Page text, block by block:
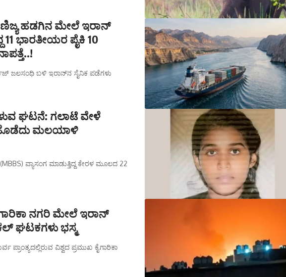
ಹಡಗಿನ ಮೇಲೆ ಇರಾನ್
ಭಾರತೀಯರ ಪೈಕಿ 10
ಬಳಿ ಇರಾನ್‌ನ ಸೈನಿಕ ಪಡೆಗಳು
ಘಟನೆ: ಗಲಾಟೆ ವೇಳೆ
ಮಲಯಾಳಿ
ವ್ಯಾಸಂಗ ಮಾಡುತ್ತಿದ್ದ ಕೇರಳ ಮೂಲದ 22
ನಗರಿ ಮೇಲೆ ಇರಾನ್
ಘಟಕಗಳು ಭಸ್ಮ
ವಿಶ್ವದ ಪ್ರಮುಖ ಕೈಗಾರಿಕಾ